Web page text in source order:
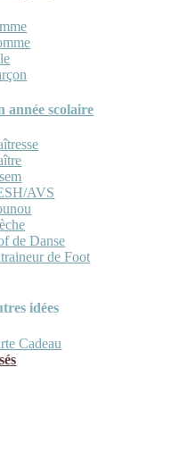
année scolaire
AVS
de Danse
de Foot
idées
Cadeau